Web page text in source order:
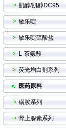
肌醇/肌醇DC95
敏乐啶
敏乐啶硫酸盐
L-茶氨酸
荧光增白剂系列
医药原料
磺胺系列
肾上腺素系列